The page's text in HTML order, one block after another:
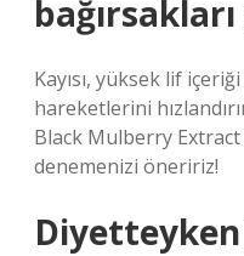
bağırsakları
Kayısı, yüksek lif
hareketlerini
Black Mulberry
denemenizi öneririz!